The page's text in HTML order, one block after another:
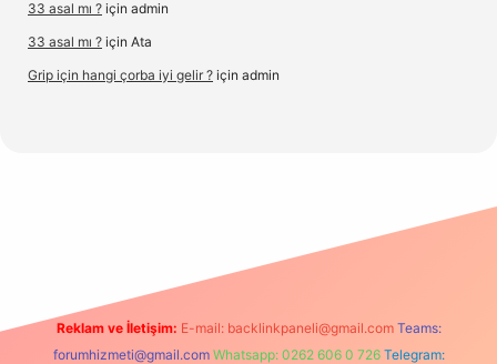
33 asal mı ? için admin
33 asal mı ? için Ata
Grip için hangi çorba iyi gelir ? için admin
Reklam ve İletişim: E-mail: backlinkpaneli@gmail.com Teams:
forumhizmeti@gmail.com Whatsapp: 0262 606 0 726 Telegram: